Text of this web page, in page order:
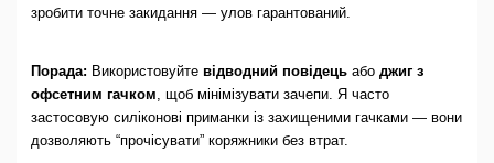
зробити точне закидання — улов гарантований.
Порада: Використовуйте відводний повідецьабо джиг з
офсетним гачком , щоб мінімізувати зачепи. Я часто
застосовую силіконові приманки із захищеними гачками — вони
дозволяють “прочісувати” коряжники без втрат.